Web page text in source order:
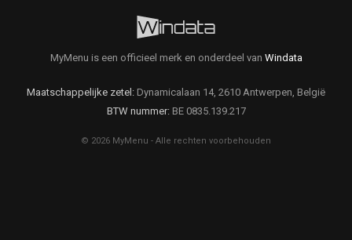
MyMenu is een officieel merk en onderdeel van Windata
Maatschappelijke zetel: Dynamicalaan 14, 2610 Antwerpen, België
BTW nummer:BE 0835.139.217
© 2026 MyMenu - Alle rechten voorbehouden